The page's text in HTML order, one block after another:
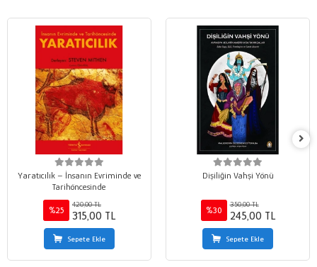
Yaratıcılık – İnsanın Evriminde ve
Tarihöncesinde
%25
420,00 TL
315,00 TL
Sepete Ekle
Dişiliğin Vahşi Yönü
%30
350,00 TL
245,00 TL
Sepete Ekle